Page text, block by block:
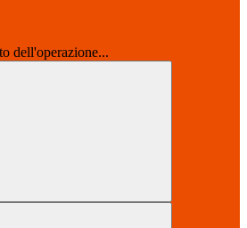
dell'operazione...